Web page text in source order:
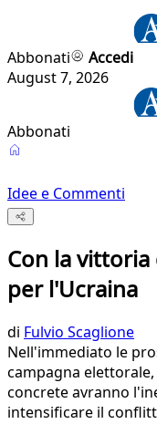
Abbonati
Accedi
August 7, 2026
Abbonati
Idee e Commenti
Con la vittoria
per l'Ucraina
di Fulvio Scaglione
Nell'immediato le
campagna
concrete avranno
intensificare il